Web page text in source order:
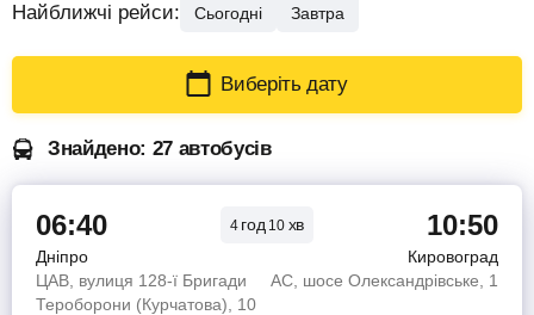
Найближчі рейси: Сьогодні Завтра
Виберіть дату
Знайдено: 27 автобусів
06:40 4 год10 хв 10:50
Дніпро
Кировоград
ЦАВ, вулиця 128-ї Бригади
Тероборони (Курчатова), 10
АС, шосе Олександрівське, 1